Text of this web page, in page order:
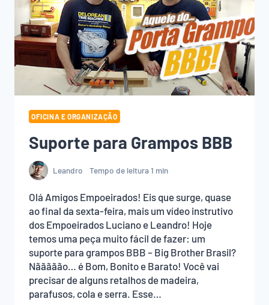
OFICINA E ORGANIZAÇÃO
Suporte para Grampos BBB
Leandro Tempo de leitura1 min
Olá Amigos Empoeirados! Eis que surge, quase
ao final da sexta-feira, mais um vídeo instrutivo
dos Empoeirados Luciano e Leandro! Hoje
temos uma peça muito fácil de fazer: um
suporte para grampos BBB – Big Brother Brasil?
Nããããão… é Bom, Bonito e Barato! Você vai
precisar de alguns retalhos de madeira,
parafusos, cola e serra. Esse…